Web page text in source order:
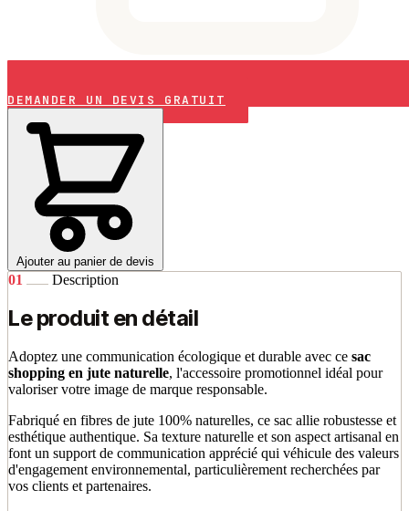
DEMANDER UN DEVIS GRATUIT
Ajouter au panier de devis
01 Description
Le produit en détail
Adoptez une communication écologique et durable avec ce sac
shopping en jute naturelle, l'accessoire promotionnel idéal pour
valoriser votre image de marque responsable.
Fabriqué en fibres de jute 100% naturelles, ce sac allie robustesse et
esthétique authentique. Sa texture naturelle et son aspect artisanal en
font un support de communication apprécié qui véhicule des valeurs
d'engagement environnemental, particulièrement recherchées par
vos clients et partenaires.